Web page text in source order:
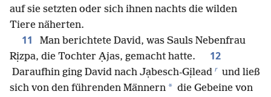
auf sie setzten oder sich ihnen nachts die wilden
Tiere näherten.
11
Man berichtete David, was Sauls Nebenfrau
Rịzpa, die Tochter Ạjas, gemacht hatte.
12
Daraufhin ging David nach Jạbesch-Gịlead r und ließ
sich von den führenden Männern * die Gebeine von